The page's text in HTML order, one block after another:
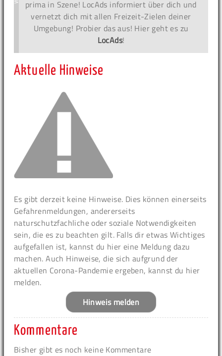
prima in Szene! LocAds informiert über dich und
vernetzt dich mit allen Freizeit-Zielen deiner
Umgebung! Probier das aus! Hier geht es zu
LocAds!
Aktuelle Hinweise
Es gibt derzeit keine Hinweise. Dies können einerseits
Gefahrenmeldungen, andererseits
naturschutzfachliche oder soziale Notwendigkeiten
sein, die es zu beachten gilt. Falls dir etwas Wichtiges
aufgefallen ist, kannst du hier eine Meldung dazu
machen. Auch Hinweise, die sich aufgrund der
aktuellen Corona-Pandemie ergeben, kannst du hier
melden.
Hinweis melden
Kommentare
Bisher gibt es noch keine Kommentare